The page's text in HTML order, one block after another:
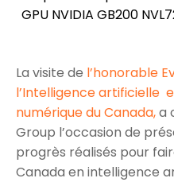
GPU NVIDIA GB200
La visite de l’honorable
l’Intelligence artificielle
numérique du Canada,a
Group l’occasion de
progrès réalisés pour
Canada en intelligence